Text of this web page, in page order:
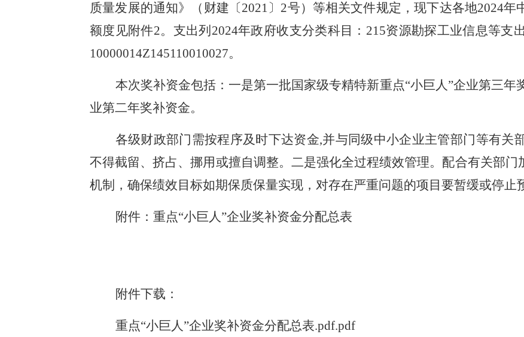
质量发展的通知》（财建〔2021〕2号）等相关文件规定，现下达各地2024
额度见附件2。支出列2024年政府收支分类科目：215资源勘探工业信息等
10000014Z145110010027。
本次奖补资金包括：一是第一批国家级专精特新重点“小巨人”企业第三
业第二年奖补资金。
各级财政部门需按程序及时下达资金,并与同级中小企业主管部门等有关
不得截留、挤占、挪用或擅自调整。二是强化全过程绩效管理。配合有关部
机制，确保绩效目标如期保质保量实现，对存在严重问题的项目要暂缓或停止
附件：重点“小巨人”企业奖补资金分配总表
附件下载：
重点“小巨人”企业奖补资金分配总表.pdf.pdf